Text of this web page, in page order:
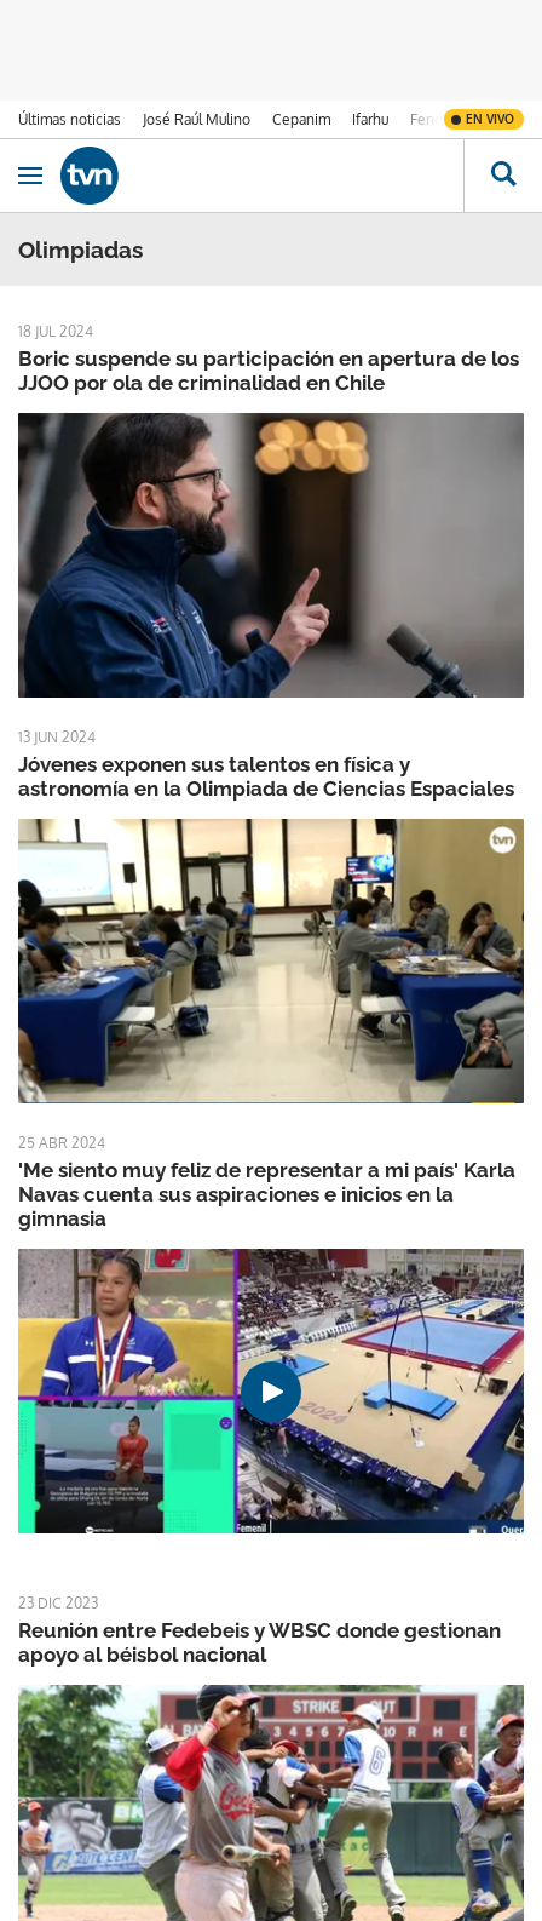
Últimas noticias José Raúl Mulino Cepanim Ifarhu Fenómeno de El
EN VIVO
Ir al contenido
Obrir navegació
Olimpiadas
18 JUL 2024
Boric suspende su participación en apertura de los
JJOO por ola de criminalidad en Chile
13 JUN 2024
Jóvenes exponen sus talentos en física y
astronomía en la Olimpiada de Ciencias Espaciales
25 ABR 2024
'Me siento muy feliz de representar a mi país' Karla
Navas cuenta sus aspiraciones e inicios en la
gimnasia
23 DIC 2023
Reunión entre Fedebeis y WBSC donde gestionan
apoyo al béisbol nacional